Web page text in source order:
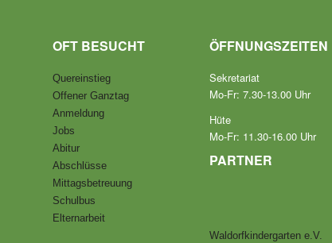
OFT BESUCHT
Quereinstieg
Offener Ganztag
Anmeldung
Jobs
Abitur
Abschlüsse
Mittagsbetreuung
Schulbus
Elternarbeit
ÖFFNUNGSZEITEN
Sekretariat
Mo-Fr: 7.30-13.00 Uhr
Hüte
Mo-Fr: 11.30-16.00 Uhr
PARTNER
Waldorfkindergarten e.V.